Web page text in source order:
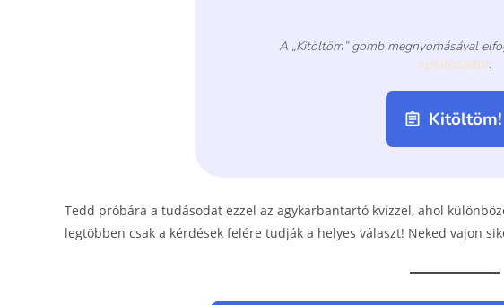
Tedd próbára a tudásodat ezzel az agykarbantartó kvízzel, ahol
legtöbben csak a kérdések felére tudják a helyes választ! Neked vajon